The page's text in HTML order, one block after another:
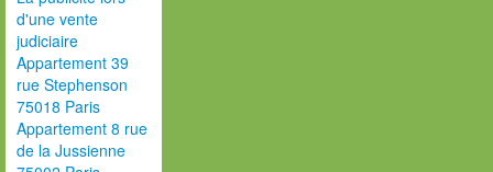
d'une vente
judiciaire
Appartement 39
rue Stephenson
75018 Paris
Appartement 8 rue
de la Jussienne